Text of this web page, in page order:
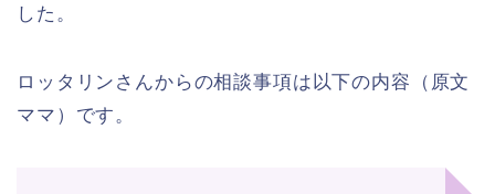
した。
ロッタリンさんからの相談事項は以下の内容（原文
ママ）です。